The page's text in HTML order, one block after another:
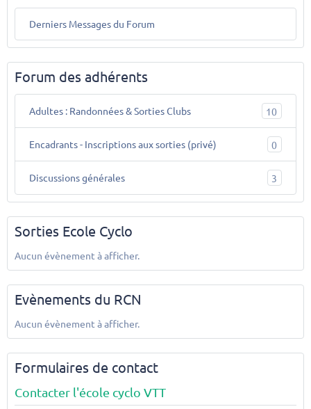
Derniers Messages du Forum
Forum des adhérents
Adultes : Randonnées & Sorties Clubs 10
Encadrants - Inscriptions aux sorties (privé) 0
Discussions générales 3
Sorties Ecole Cyclo
Aucun évènement à afficher.
Evènements du RCN
Aucun évènement à afficher.
Formulaires de contact
Contacter l'école cyclo VTT